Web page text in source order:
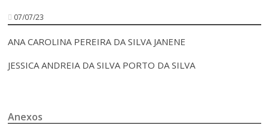
07/07/23
ANA CAROLINA PEREIRA DA SILVA JANENE
JESSICA ANDREIA DA SILVA PORTO DA SILVA
Anexos